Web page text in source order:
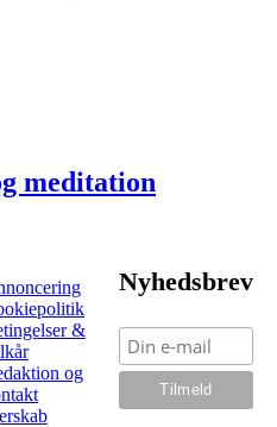
meditation
&
og
Nyhedsbrev